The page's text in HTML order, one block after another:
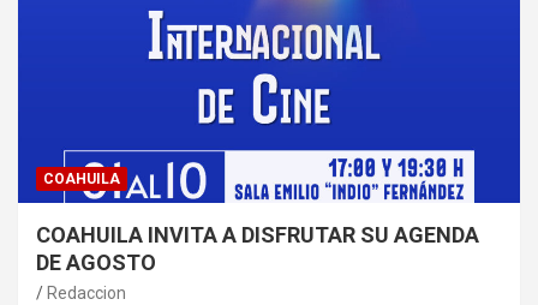
COAHUILA
COAHUILA INVITA A DISFRUTAR SU AGENDA
DE AGOSTO
Redaccion